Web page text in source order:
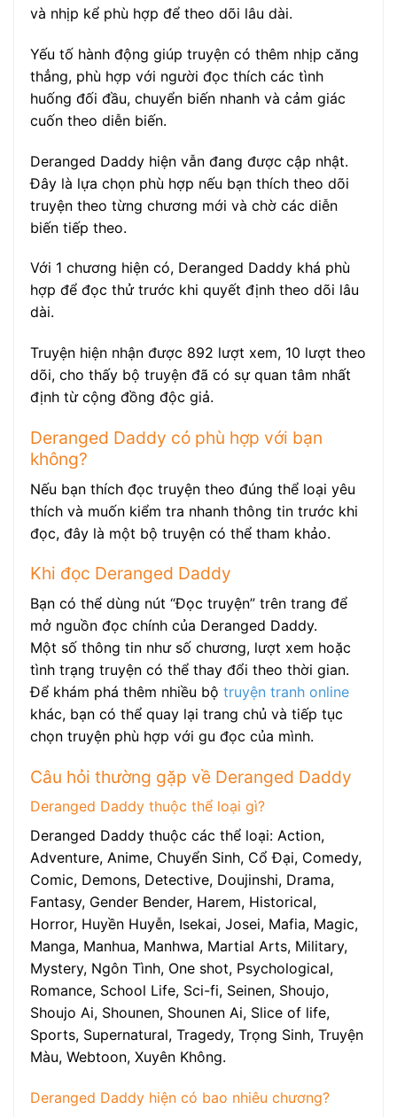
và nhịp kể phù hợp để theo dõi lâu dài.
Yếu tố hành động giúp truyện có thêm nhịp căng
thẳng, phù hợp với người đọc thích các tình
huống đối đầu, chuyển biến nhanh và cảm giác
cuốn theo diễn biến.
Deranged Daddy hiện vẫn đang được cập nhật.
Đây là lựa chọn phù hợp nếu bạn thích theo dõi
truyện theo từng chương mới và chờ các diễn
biến tiếp theo.
Với 1 chương hiện có, Deranged Daddy khá phù
hợp để đọc thử trước khi quyết định theo dõi lâu
dài.
Truyện hiện nhận được 892 lượt xem, 10 lượt theo
dõi, cho thấy bộ truyện đã có sự quan tâm nhất
định từ cộng đồng độc giả.
Deranged Daddy có phù hợp với bạn
không?
Nếu bạn thích đọc truyện theo đúng thể loại yêu
thích và muốn kiểm tra nhanh thông tin trước khi
đọc, đây là một bộ truyện có thể tham khảo.
Khi đọc Deranged Daddy
Bạn có thể dùng nút “Đọc truyện” trên trang để
mở nguồn đọc chính của Deranged Daddy.
Một số thông tin như số chương, lượt xem hoặc
tình trạng truyện có thể thay đổi theo thời gian.
Để khám phá thêm nhiều bộ truyện tranh online
khác, bạn có thể quay lại trang chủ và tiếp tục
chọn truyện phù hợp với gu đọc của mình.
Câu hỏi thường gặp về Deranged Daddy
Deranged Daddy thuộc thể loại gì?
Deranged Daddy thuộc các thể loại: Action,
Adventure, Anime, Chuyển Sinh, Cổ Đại, Comedy,
Comic, Demons, Detective, Doujinshi, Drama,
Fantasy, Gender Bender, Harem, Historical,
Horror, Huyền Huyễn, Isekai, Josei, Mafia, Magic,
Manga, Manhua, Manhwa, Martial Arts, Military,
Mystery, Ngôn Tình, One shot, Psychological,
Romance, School Life, Sci-fi, Seinen, Shoujo,
Shoujo Ai, Shounen, Shounen Ai, Slice of life,
Sports, Supernatural, Tragedy, Trọng Sinh, Truyện
Màu, Webtoon, Xuyên Không.
Deranged Daddy hiện có bao nhiêu chương?